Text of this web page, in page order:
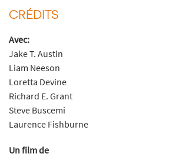
CRÉDITS
Avec:
Jake T. Austin
Liam Neeson
Loretta Devine
Richard E. Grant
Steve Buscemi
Laurence Fishburne
Un film de